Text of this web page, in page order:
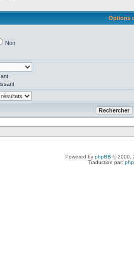
Options
Non
Powered by phpBB © 2000,
Traduction par: